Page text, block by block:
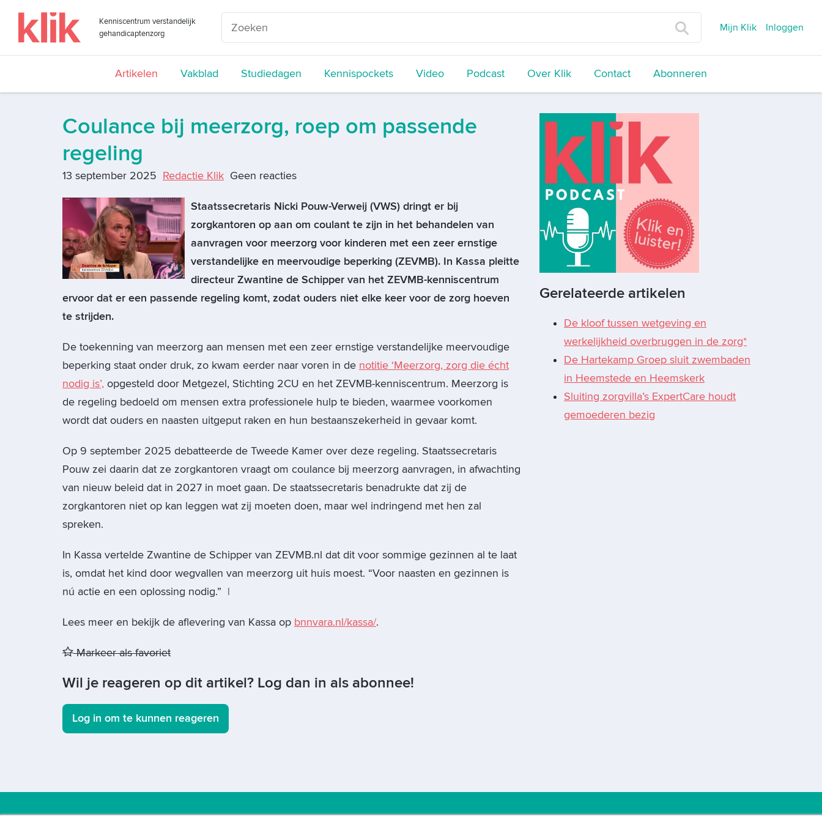
Kenniscentrum verstandelijk
gehandicaptenzorg
Mijn Klik Inloggen
Artikelen Vakblad Studiedagen Kennispockets Video Podcast Over Klik Contact Abonneren
Coulance bij meerzorg, roep om passende
regeling
13 september 2025 Redactie Klik Geen reacties
Staatssecretaris Nicki Pouw-Verweij (VWS) dringt er bij
zorgkantoren op aan om coulant te zijn in het behandelen van
aanvragen voor meerzorg voor kinderen met een zeer ernstige
verstandelijke en meervoudige beperking (ZEVMB). In Kassa pleitte
directeur Zwantine de Schipper van het ZEVMB-kenniscentrum
ervoor dat er een passende regeling komt, zodat ouders niet elke keer voor de zorg hoeven
te strijden.
De toekenning van meerzorg aan mensen met een zeer ernstige verstandelijke meervoudige
beperking staat onder druk, zo kwam eerder naar voren in de notitie ‘Meerzorg, zorg die écht
nodig is’, opgesteld door Metgezel, Stichting 2CU en het ZEVMB-kenniscentrum. Meerzorg is
de regeling bedoeld om mensen extra professionele hulp te bieden, waarmee voorkomen
wordt dat ouders en naasten uitgeput raken en hun bestaanszekerheid in gevaar komt.
Op 9 september 2025 debatteerde de Tweede Kamer over deze regeling. Staatssecretaris
Pouw zei daarin dat ze zorgkantoren vraagt om coulance bij meerzorg aanvragen, in afwachting
van nieuw beleid dat in 2027 in moet gaan. De staatssecretaris benadrukte dat zij de
zorgkantoren niet op kan leggen wat zij moeten doen, maar wel indringend met hen zal
spreken.
In Kassa vertelde Zwantine de Schipper van ZEVMB.nl dat dit voor sommige gezinnen al te laat
is, omdat het kind door wegvallen van meerzorg uit huis moest. “Voor naasten en gezinnen is
nú actie en een oplossing nodig.” |
Lees meer en bekijk de aflevering van Kassa op bnnvara.nl/kassa/.
Markeer als favoriet
Wil je reageren op dit artikel? Log dan in als abonnee!
Log in om te kunnen reageren
Gerelateerde artikelen
De kloof tussen wetgeving en
werkelijkheid overbruggen in de zorg*
De Hartekamp Groep sluit zwembaden
in Heemstede en Heemskerk
Sluiting zorgvilla’s ExpertCare houdt
gemoederen bezig